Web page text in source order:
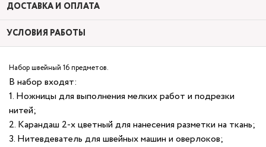
ДОСТАВКА И ОПЛАТА
УСЛОВИЯ РАБОТЫ
Набор швейный 16 предметов.
В набор входят:
1. Ножницы для выполнения мелких работ и подрезки
нитей;
2. Карандаш 2-х цветный для нанесения разметки на ткань;
3. Нитевдеватель для швейных машин и оверлоков;